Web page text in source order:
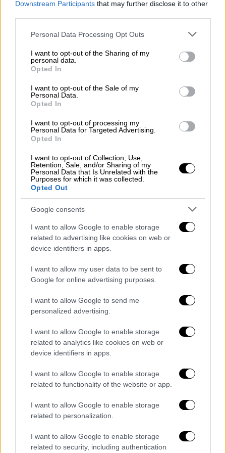
Downstream Participants that may further disclose it to other
Please note that this website/app uses one or more Google
not limited to your visit or usage behaviour. You may click to
grant or deny consent to Google and its third-party tags to
use your data for below specified purposes in below Google
consent section.
Personal Data Processing Opt Outs
I want to opt-out of the Sharing of my
personal data.
Opted In
I want to opt-out of the Sale of my
Personal Data.
Opted In
I want to opt-out of processing my
Personal Data for Targeted Advertising.
Opted In
I want to opt-out of Collection, Use,
Retention, Sale, and/or Sharing of my
Personal Data that Is Unrelated with the
Purposes for which it was collected.
Opted Out
Google consents
I want to allow Google to enable storage
related to advertising like cookies on web or
device identifiers in apps.
I want to allow my user data to be sent to
Google for online advertising purposes.
I want to allow Google to send me
personalized advertising.
I want to allow Google to enable storage
related to analytics like cookies on web or
device identifiers in apps.
I want to allow Google to enable storage
related to functionality of the website or app.
I want to allow Google to enable storage
related to personalization.
I want to allow Google to enable storage
related to security, including authentication
Δύο οι επικρατέστερες εκδοχές
Καλοπροαίρετα ψέματα και μόνο είθισται να
λέμε την πρώτη μέρα του Απρίλη, γνωστή κι
Πρωταπριλιά
από τη Δυτική Ευρώπη, με τις
επικρατέστερες εκδοχές να είναι οι εξής
έθιμοξεκίνησε από τους Κέλτες, τον λαό
της βορειοδυτικής Ευρώπης. Οι Κέλτες ήταν
δεινοί ψαράδες. Η εποχή του ψαρέματος
ξεκινούσε την 1η Απριλίου, όμως εκείνο το
διάστημα, τα ψάρια δεν πέφτουν εύκολα στα
δίχτυα.
Ετσι και αυτοί, όπως κάνουν άλλωστε οι
ψαράδες όλων των εποχών και καθ' όλη τη
διάρκεια του χρόνου, έλεγανψέματα σχετικά
συνήθεια έγινε, με το πέρασμα του χρόνου,
έθιμο. Η δεύτερη εκδοχή, που θεωρείται και
πιο βάσιμη ιστορικά, θέλει γενέτειρα του
εθίμου τη Γαλλία του 16ου αιώνα. Μέχρι το
1564 η Πρωτοχρονιά των Γάλλων ήταν η 1η
Απριλίου. Τη χρονιά αυτή όμως, και επί
βασιλείας Καρόλου του 9ου, αυτό άλλαξε
Ιανουαρίου.
Στην αρχή αυτό δεν το δέχτηκαν όλοι οι
πολίτες. Οι αντιδραστικοί συνέχιζαν να